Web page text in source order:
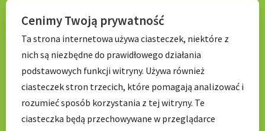
Tel. 71 798 67 99
E-mail:sekretariat.p056@wroclawskaedukacja.pl
Godziny otwarcia:
7:00 – 17: 00
Cenimy Twoją prywatność
Ta strona internetowa używa ciasteczek, niektóre z
nich są niezbędne do prawidłowego działania
podstawowych funkcji witryny. Używa również
ciasteczek stron trzecich, które pomagają analizować i
rozumieć sposób korzystania z tej witryny. Te
ciasteczka będą przechowywane w przeglądarce